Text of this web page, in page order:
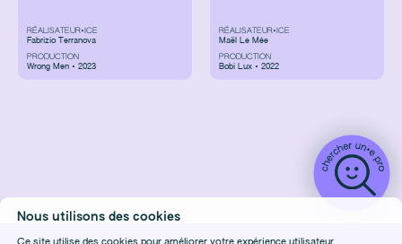
RÉALISATEUR•ICE
Fabrizio Terranova
PRODUCTION
Wrong Men • 2023
RÉALISATEUR•ICE
Maël Le Mée
PRODUCTION
Bobi Lux • 2022
Nous utilisons des cookies